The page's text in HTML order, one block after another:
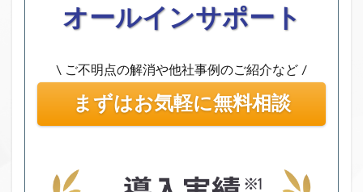
オールインサポート
\ ご不明点の解消や他社事例のご紹介など /
まずはお気軽に無料相談